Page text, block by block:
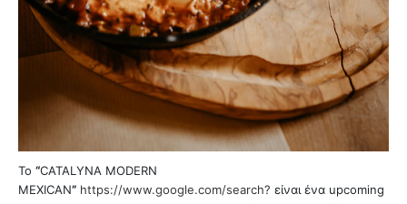
Το “CATALYNA MODERN
MEXICAN” https://www.google.com/search? είναι ένα upcoming